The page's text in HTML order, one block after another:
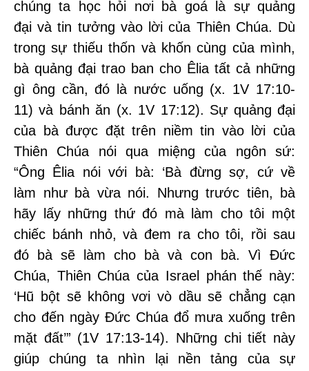
chúng ta học hỏi nơi bà goá là sự quảng
đại và tin tưởng vào lời của Thiên Chúa. Dù
trong sự thiếu thốn và khốn cùng của mình,
bà quảng đại trao ban cho Êlia tất cả những
gì ông cần, đó là nước uống (x. 1V 17:10-
11) và bánh ăn (x. 1V 17:12). Sự quảng đại
của bà được đặt trên niềm tin vào lời của
Thiên Chúa nói qua miệng của ngôn sứ:
“Ông Êlia nói với bà: ‘Bà đừng sợ, cứ về
làm như bà vừa nói. Nhưng trước tiên, bà
hãy lấy những thứ đó mà làm cho tôi một
chiếc bánh nhỏ, và đem ra cho tôi, rồi sau
đó bà sẽ làm cho bà và con bà. Vì Đức
Chúa, Thiên Chúa của Israel phán thế này:
‘Hũ bột sẽ không vơi vò dầu sẽ chẳng cạn
cho đến ngày Đức Chúa đổ mưa xuống trên
mặt đất’” (1V 17:13-14). Những chi tiết này
giúp chúng ta nhìn lại nền tảng của sự